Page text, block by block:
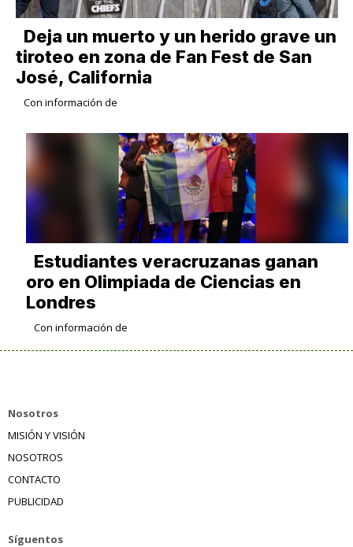
Deja un muerto y un herido grave un
tiroteo en zona de Fan Fest de San
José, California
Con información de
Estudiantes veracruzanas ganan
oro en Olimpiada de Ciencias en
Londres
Con información de
Nosotros
MISIÓN Y VISIÓN
NOSOTROS
CONTACTO
PUBLICIDAD
Síguentos